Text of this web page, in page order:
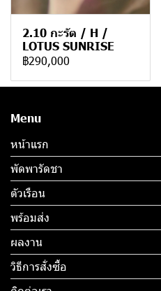
2.10 กะรัต / H /
LOTUS SUNRISE
฿290,000
Menu
หน้าแรก
พัดพารัดชา
ตัวเรือน
พร้อมส่ง
ผลงาน
วิธีการสั่งซื้อ